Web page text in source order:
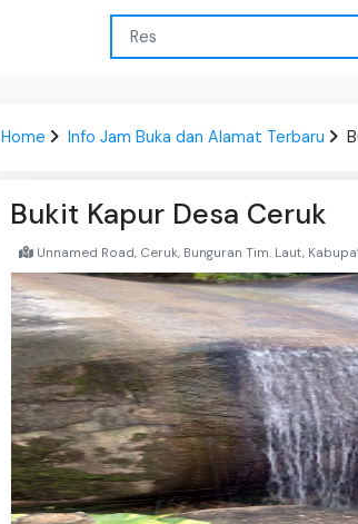
Home Info Jam Buka dan Alamat Terbaru
Bukit Kapur Desa Ceruk
Unnamed Road, Ceruk, Bunguran Tim. Laut,